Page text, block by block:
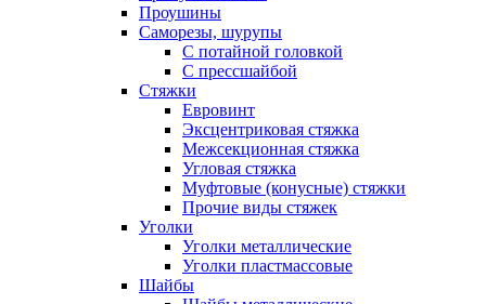
Проушины
Саморезы, шурупы
С потайной головкой
С прессшайбой
Стяжки
Евровинт
Эксцентриковая стяжка
Межсекционная стяжка
Угловая стяжка
Муфтовые (конусные) стяжки
Прочие виды стяжек
Уголки
Уголки металлические
Уголки пластмассовые
Шайбы